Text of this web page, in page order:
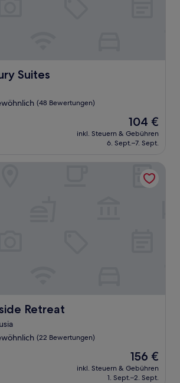
Suites
(48 Bewertungen)
Der
Preis
beträgt
104 €
inkl. Steuern & Gebühren
6. Sept.–7. Sept.
Retreat
Retreat
(22 Bewertungen)
Der
Preis
beträgt
156 €
inkl. Steuern & Gebühren
1. Sept.–2. Sept.